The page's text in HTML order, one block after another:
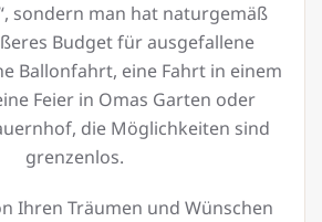
sondern man hat naturgemäß
Budget für ausgefallene
Ballonfahrt, eine Fahrt in einem
Feier in Omas Garten oder
die Möglichkeiten sind
grenzenlos.
Ihren Träumen und Wünschen